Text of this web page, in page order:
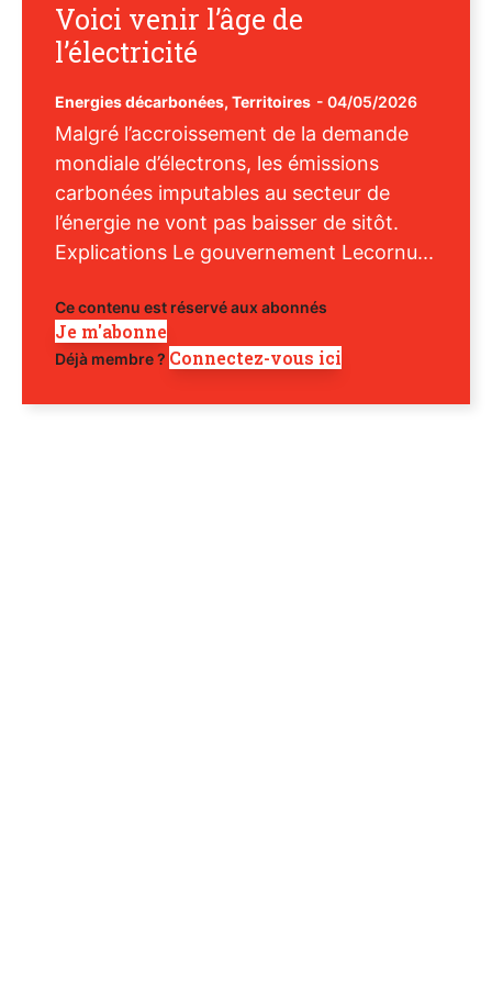
Voici venir l’âge de
l’électricité
Energies décarbonées, Territoires - 04/05/2026
Malgré l’accroissement de la demande
mondiale d’électrons, les émissions
carbonées imputables au secteur de
l’énergie ne vont pas baisser de sitôt.
Explications Le gouvernement Lecornu...
Ce contenu est réservé aux abonnés
Je m'abonne
Déjà membre ? Connectez-vous ici